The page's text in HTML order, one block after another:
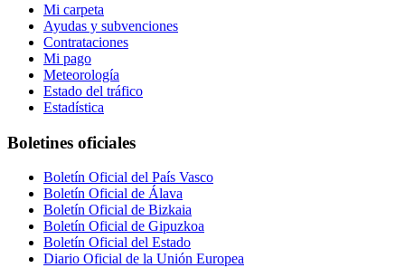
Mi carpeta
Ayudas y subvenciones
Contrataciones
Mi pago
Meteorología
Estado del tráfico
Estadística
Boletines oficiales
Boletín Oficial del País Vasco
Boletín Oficial de Álava
Boletín Oficial de Bizkaia
Boletín Oficial de Gipuzkoa
Boletín Oficial del Estado
Diario Oficial de la Unión Europea